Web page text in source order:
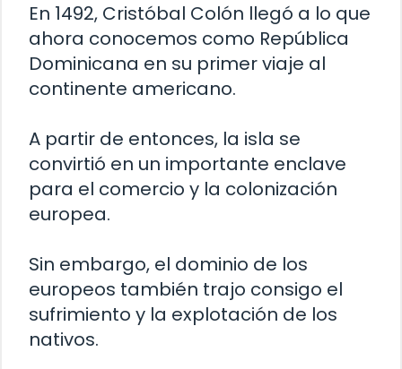
En 1492, Cristóbal Colón llegó a lo que
ahora conocemos como República
Dominicana en su primer viaje al
continente americano.
A partir de entonces, la isla se
convirtió en un importante enclave
para el comercio y la colonización
europea.
Sin embargo, el dominio de los
europeos también trajo consigo el
sufrimiento y la explotación de los
nativos.